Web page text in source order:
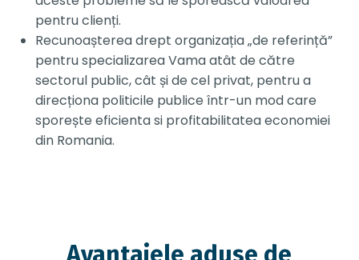
pentru clienți.
Recunoașterea drept organizația „de referință”
pentru specializarea Vama atât de către
sectorul public, cât și de cel privat, pentru a
direcționa politicile publice într-un mod care
sporește eficienta si profitabilitatea economiei
din Romania.